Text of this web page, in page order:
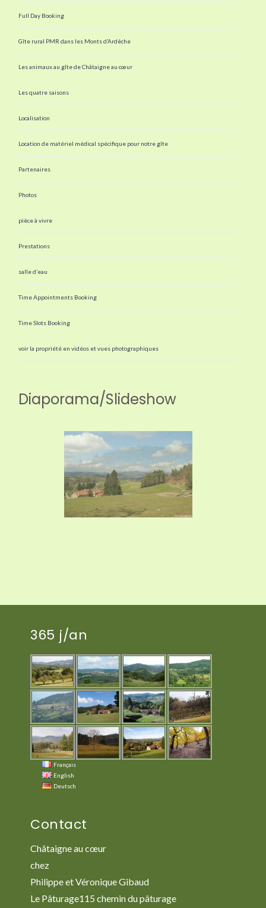
Full Day Booking
Gîte rural PMR dans les Monts d’Ardèche
Les animaux au gîte de Châtaigne au cœur
Les quatre saisons
Localisation
Location de matériel médical spécifique pour notre gîte
Partenaires
Photos
pièce à vivre
Prestations
salle d’eau
Time Appointments Booking
Time Slots Booking
voir la propriété en vidéos et vues photographiques
Diaporama/Slideshow
365 j/an
Français
English
Deutsch
Contact
Châtaigne au cœur
chez
Philippe et Véronique Gibaud
Le Pâturage115 chemin du pâturage